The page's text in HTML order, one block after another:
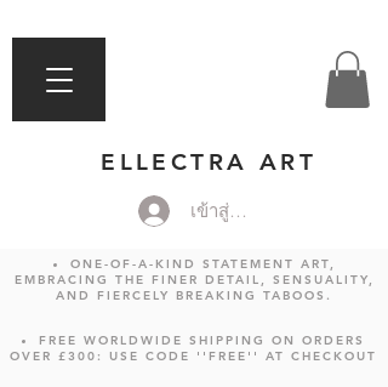
ELLECTRA ART
เข้าสู่ระบบ
ONE-OF-A-KIND STATEMENT ART,
EMBRACING THE FINER DETAIL, SENSUALITY,
AND FIERCELY BREAKING TABOOS.
FREE WORLDWIDE SHIPPING ON ORDERS
OVER £300: USE CODE ''FREE'' AT CHECKOUT